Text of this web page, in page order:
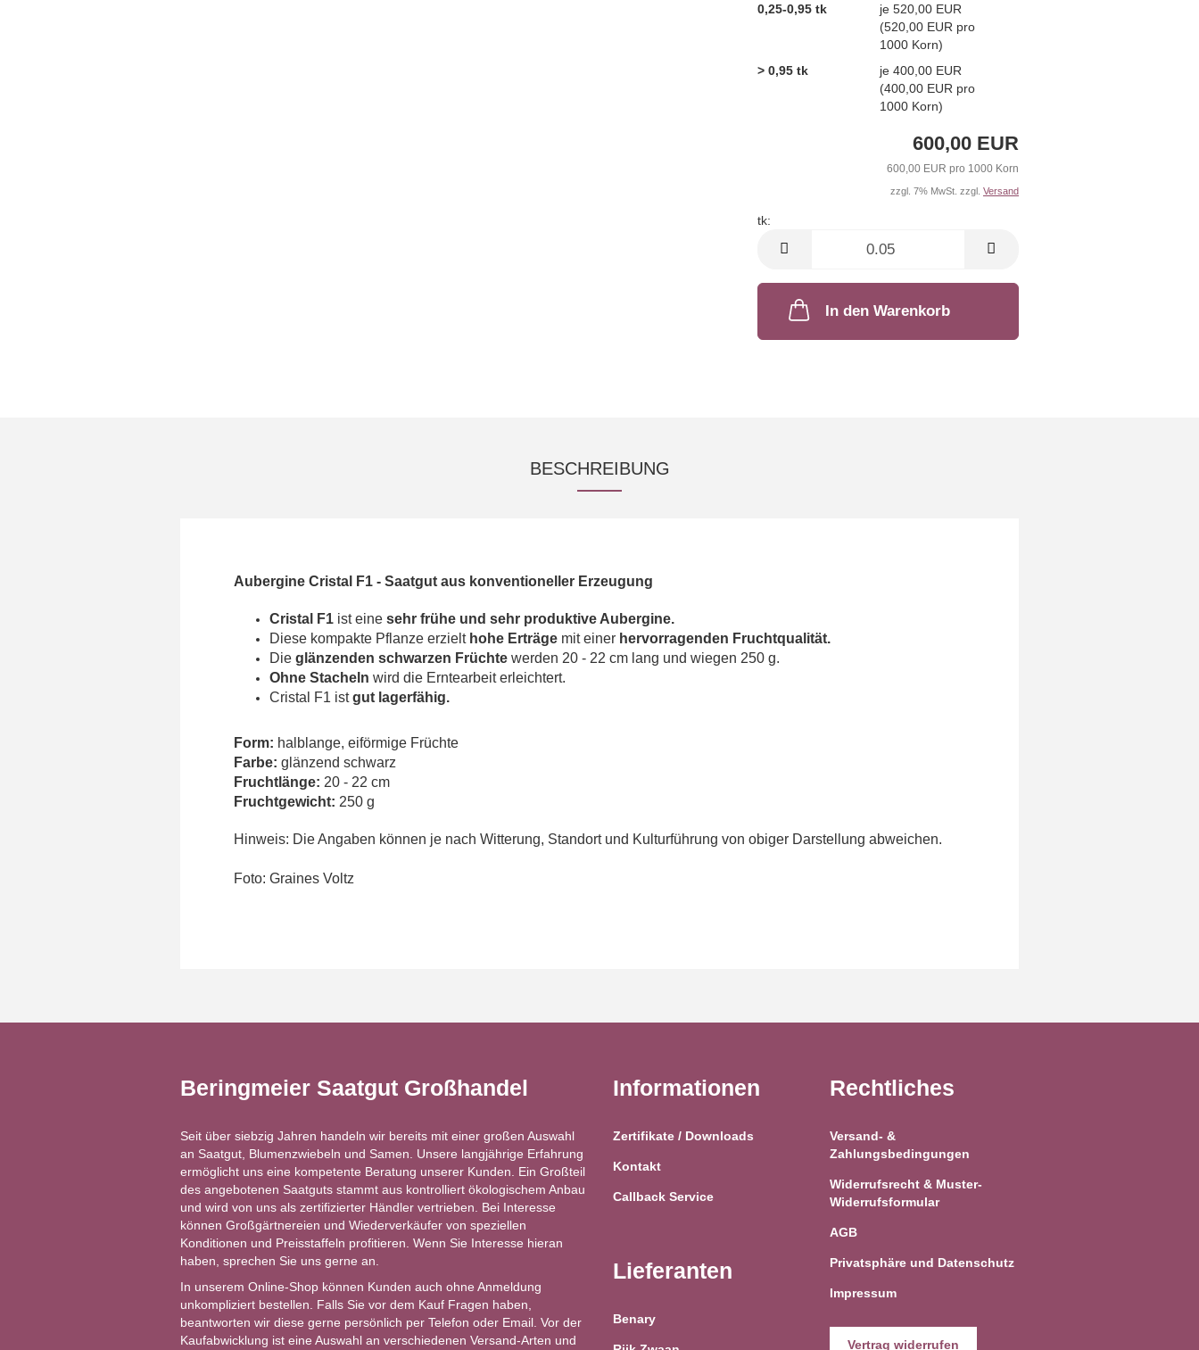
0,25-0,95 tk
je 520,00 EUR
(520,00 EUR pro
1000 Korn)
> 0,95 tk
je 400,00 EUR
(400,00 EUR pro
1000 Korn)
600,00 EUR
600,00 EUR pro 1000 Korn
zzgl. 7% MwSt. zzgl. Versand
tk:
In den Warenkorb
BESCHREIBUNG
Aubergine Cristal F1 - Saatgut aus konventioneller Erzeugung
Cristal F1 ist eine sehr frühe und sehr produktive Aubergine.
Diese kompakte Pflanze erzielt hohe Erträge mit einer hervorragenden Fruchtqualität.
Die glänzenden schwarzen Früchte werden 20 - 22 cm lang und wiegen 250 g.
Ohne Stacheln wird die Erntearbeit erleichtert.
Cristal F1 istgut lagerfähig.
Form: halblange, eiförmige Früchte
Farbe: glänzend schwarz
Fruchtlänge: 20 - 22 cm
Fruchtgewicht: 250 g
Hinweis: Die Angaben können je nach Witterung, Standort und Kulturführung von obiger Darstellung abweichen.
Foto: Graines Voltz
Beringmeier Saatgut Großhandel
Seit über siebzig Jahren handeln wir bereits mit einer großen Auswahl
an Saatgut, Blumenzwiebeln und Samen. Unsere langjährige Erfahrung
ermöglicht uns eine kompetente Beratung unserer Kunden. Ein Großteil
des angebotenen Saatguts stammt aus kontrolliert ökologischem Anbau
und wird von uns als zertifizierter Händler vertrieben. Bei Interesse
können Großgärtnereien und Wiederverkäufer von speziellen
Konditionen und Preisstaffeln profitieren. Wenn Sie Interesse hieran
haben, sprechen Sie uns gerne an.
In unserem Online-Shop können Kunden auch ohne Anmeldung
unkompliziert bestellen. Falls Sie vor dem Kauf Fragen haben,
beantworten wir diese gerne persönlich per Telefon oder Email. Vor der
Kaufabwicklung ist eine Auswahl an verschiedenen Versand-Arten und
Informationen
Zertifikate / Downloads
Kontakt
Callback Service
Lieferanten
Benary
Rechtliches
Versand- &
Zahlungsbedingungen
Widerrufsrecht & Muster-
Widerrufsformular
AGB
Privatsphäre und Datenschutz
Impressum
Vertrag widerrufen